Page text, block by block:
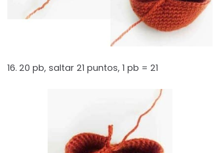
16. 20 pb, saltar 21 puntos, 1 pb = 21